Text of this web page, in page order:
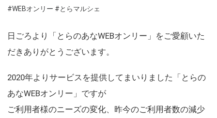
#WEBオンリー #とらマルシェ
日ごろより「とらのあなWEBオンリー」をご愛顧いた
だきありがとうございます。
2020年よりサービスを提供してまいりました「とらの
あなWEBオンリー」ですが
ご利用者様のニーズの変化、昨今のご利用者数の減少